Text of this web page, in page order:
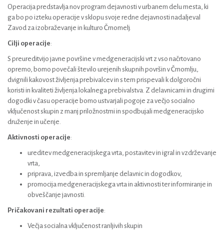
Operacija predstavlja nov program dejavnosti v urbanem delu mesta, ki
ga bo po izteku operacije v sklopu svoje redne dejavnosti nadaljeval
Zavod za izobraževanje in kulturo Črnomelj.
Cilji operacije:
S preureditvijo javne površine v medgeneracijski vrt z vso načrtovano
opremo, bomo povečali število urejenih skupnih površin v Črnomlju,
dvignili kakovost življenja prebivalcev in s tem prispevali k dolgoročni
koristi in kvaliteti življenja lokalnega prebivalstva. Z delavnicami in drugimi
dogodki v času operacije bomo ustvarjali pogoje za večjo socialno
vključenost skupin z manj priložnostmi in spodbujali medgeneracijsko
druženje in učenje.
Aktivnosti operacije:
ureditev medgeneracijskega vrta, postavitev in igral in vzdrževanje
vrta,
priprava, izvedba in spremljanje delavnic in dogodkov,
promocija medgeneracijskega vrta in aktivnosti ter informiranje in
obveščanje javnosti.
Pričakovani rezultati operacije:
Večja socialna vključenost ranljivih skupin